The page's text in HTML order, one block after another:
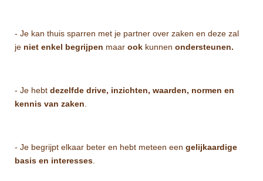
- Je kan thuis sparren met je partner over zaken en deze zal
je niet enkel begrijpen maar ook kunnen ondersteunen.
- Je hebt dezelfde drive, inzichten, waarden, normen en
kennis van zaken
- Je begrijpt elkaar beter en hebt meteen een gelijkaardige
basis en interesses